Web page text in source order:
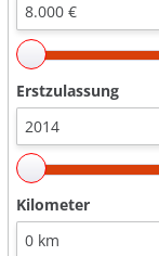
Erstzulassung
Kilometer